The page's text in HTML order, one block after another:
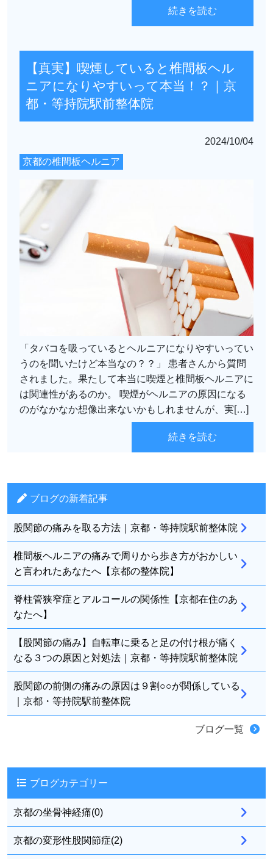
ブログの新着記事
股関節の痛みを取る方法｜京都・等持院駅前整体院
椎間板ヘルニアの痛みで周りから歩き方がおかしい
と言われたあなたへ【京都の整体院】
脊柱管狭窄症とアルコールの関係性【京都在住のあ
なたへ】
【股関節の痛み】自転車に乗ると足の付け根が痛く
なる３つの原因と対処法｜京都・等持院駅前整体院
股関節の前側の痛みの原因は９割○○が関係している
｜京都・等持院駅前整体院
ブログ一覧
ブログカテゴリー
京都の坐骨神経痛(0)
京都の変形性股関節症(2)
続きを読む
【真実】喫煙していると椎間板ヘル
ニアになりやすいって本当！？｜京
都・等持院駅前整体院
2024/10/04
京都の椎間板ヘルニア
「タバコを吸っているとヘルニアになりやすいってい
うのを聞いたけど本当なの？？」 患者さんから質問
されました。果たして本当に喫煙と椎間板ヘルニアに
は関連性があるのか。 喫煙がヘルニアの原因になる
のがなかなか想像出来ないかもしれませんが、実[…]
続きを読む